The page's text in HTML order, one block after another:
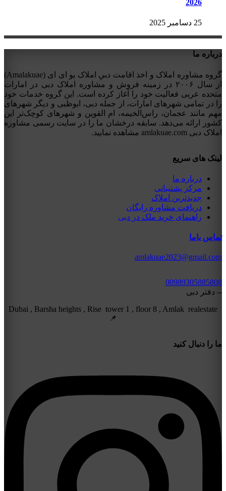
2026
25 دسامبر 2025
درباره ما
گروه مشاوره املاک و اخذ اقامت دبیِ املاک یو ای ای (Amalakuae)
از سال ۲۰۰۶ در زمینه فروش و مشاوره املاک دبی در امارات
متحده عربی فعالیت خود را آغاز کرده است. این گروه خدمات خود
را در تمامی شهرهای امارات، از جمله دبی، ابوظبی و دیگر شهرهای
مهم مانند عجمان، راس‌الخیمه، ام القوین و شهرهای کوچک‌تر این
کشور ارائه می‌دهد. سابقه درخشان ما را در سایت رسمی مشاوره
املاک دبی amlakuae.com مشاهده نمایید.
لینک های سریع
درباره ما
مرکز پشتیبانی
جدیدترین املاک
دریافت مشاوره رایگان
راهنمای خرید ملک در دبی
تماس باما
amlakuae2023@gmail.com
00989305885808
-- دفتر دبی
Dubai , Barsha heights , Rise tower 1 , floor 8 , Amlak realestate
📌
ما را دنبال کنید